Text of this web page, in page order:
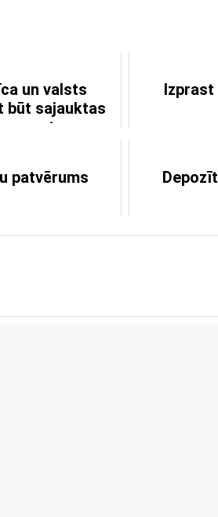
un valsts
būt sajauktas
ar otru
Izprast
patvērums